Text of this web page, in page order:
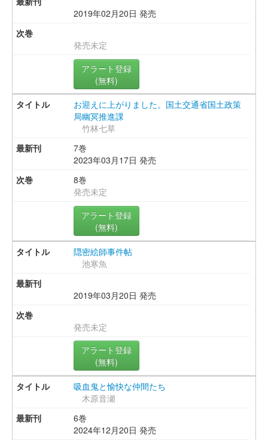
2019年02月20日 発売
発売未定
アラート登録
(無料)
お迎えに上がりました。国土交通省国土政策
局幽冥推進課
竹林七草
7巻
2023年03月17日 発売
8巻
発売未定
アラート登録
(無料)
隠密絵師事件帖
池寒魚
2019年03月20日 発売
発売未定
アラート登録
(無料)
吸血鬼と愉快な仲間たち
木原音瀬
6巻
2024年12月20日 発売